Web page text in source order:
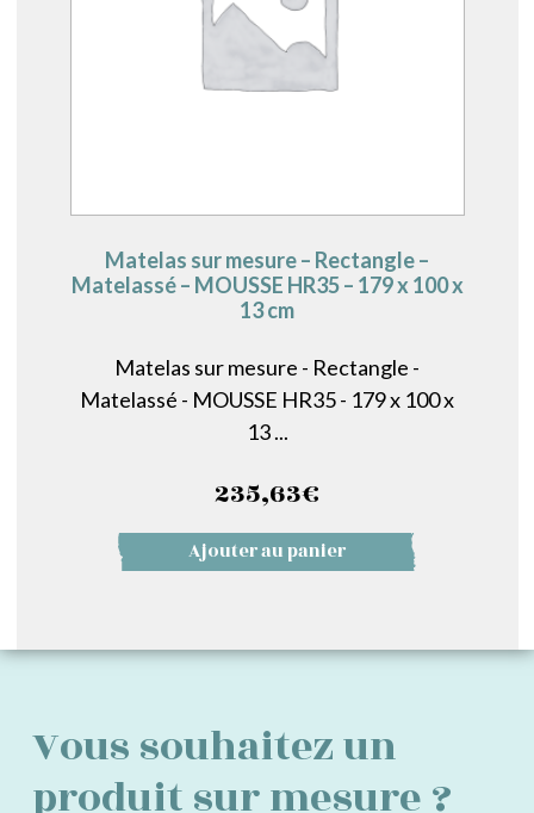
Matelas sur mesure – Rectangle –
Matelassé – MOUSSE HR35 – 179 x 100 x
13 cm
Matelas sur mesure - Rectangle -
Matelassé - MOUSSE HR35 - 179 x 100 x
13 ...
235,63€
Ajouter au panier
Vous souhaitez un
produit sur mesure ?